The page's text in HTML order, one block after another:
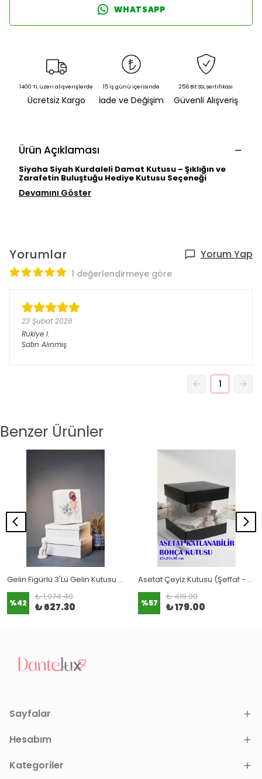
WHATSAPP
1400 TL üzeri alışverişlerde
Ücretsiz Kargo
15 iş günü içerisinde
İade ve Değişim
256 Bit SSL sertifikası
Güvenli Alışveriş
Ürün Açıklaması
Siyaha Siyah Kurdaleli Damat Kutusu – Şıklığın ve
Zarafetin Buluştuğu Hediye Kutusu Seçeneği
Devamını Göster
Yorumlar Yorum Yap
1 değerlendirmeye göre
23 Şubat 2026
Rukiye I.
Satın Alınmış
1
Benzer Ürünler
Gelin Figürlü 3'Lü Gelin Kutusu (3 BOY TAM SET)
%42
₺ 1,074.40
₺ 627.30
Asetat Çeyiz Kutusu (Şeffaf - Katlanabilir - Pratik Kurulum)
%57
₺ 419.00
₺ 179.00
Sayfalar
Hesabım
Kategoriler